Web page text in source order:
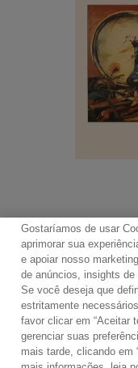
Contato
Política de
Política de
Gostaríamos de usar
aprimorar sua
e apoiar nosso
de anúncios, insights
Se você deseja que
estritamente
favor clicar em “Aceitar
gerenciar suas
mais tarde, clicando em